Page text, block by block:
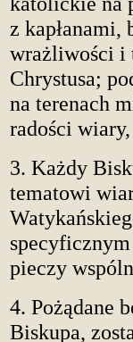
z kapłanami,
wrażliwości i
Chrystusa;
na terenach
radości
3. Każdy
tematowi
pieczy
4. Pożądane
Biskupa,